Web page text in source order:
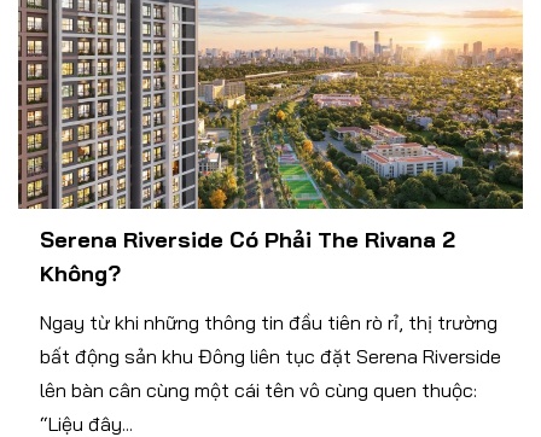
Serena Riverside Có Phải The Rivana 2
Không?
Ngay từ khi những thông tin đầu tiên rò rỉ, thị trường
bất động sản khu Đông liên tục đặt Serena Riverside
lên bàn cân cùng một cái tên vô cùng quen thuộc:
“Liệu đây...